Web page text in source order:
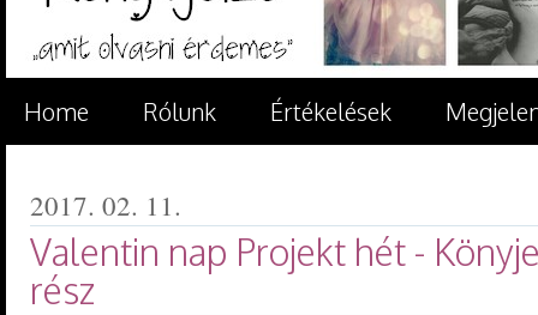
Home Rólunk Értékelések
2017. 02. 11.
Valentin nap Projekt hét -
rész